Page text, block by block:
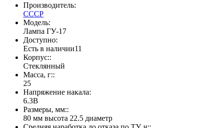
Производитель:
СССР
Модель:
Лампа ГУ-17
Доступно:
Есть в наличии11
Корпус::
Стеклянный
Масса, г::
25
Напряжение накала:
6.3В
Размеры, мм::
80 мм высота 22.5 диаметр